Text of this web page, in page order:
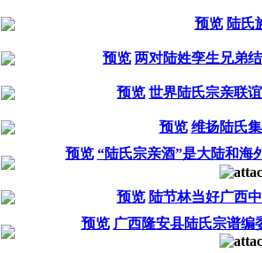
预览 陆氏
预览 两对陆姓孪生兄弟
预览 世界陆氏宗亲联
预览 维扬陆氏
预览 “陆氏宗亲酒”是大陆和海
预览 陆节林当好广西
预览 广西隆安县陆氏宗谱编